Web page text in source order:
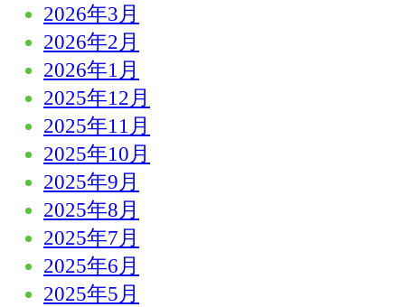
2026年3月
2026年2月
2026年1月
2025年12月
2025年11月
2025年10月
2025年9月
2025年8月
2025年7月
2025年6月
2025年5月